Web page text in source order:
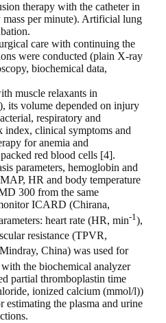
therapy with the catheter in
per minute). Artificial lung
care with continuing the
were conducted (plain X-ray
biochemical data,
muscle relaxants in
its volume depended on injury
respiratory and
index, clinical symptoms and
for anemia and
red blood cells [4].
parameters, hemoglobin and
HR and body temperature
300 from the same
ICARD (Chirana,
heart rate (HR, min-1 ),
resistance (TPVR,
China) was used for
the biochemical analyzer
partial thromboplastin time
ionized calcium (mmol/l))
the plasma and urine